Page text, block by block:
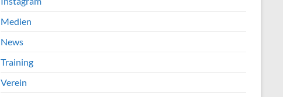
Medien
News
Training
Verein